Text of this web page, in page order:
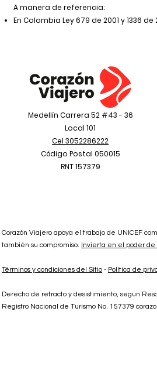
A manera de referencia:
En Colombia Ley 679 de 2001 y 1336 de
Medellín Carrera 52 #43 - 36
Local 101
Cel 3052286222
Código Postal 050015
RNT 157379
Corazón Viajero apoya el trabajo de UNICEF
también su compromiso. Invierta en el poder de
Términos y condiciones del Sitio - Política de
Derecho de retracto y desistimiento, según
Registro Nacional de Turismo No. 157379